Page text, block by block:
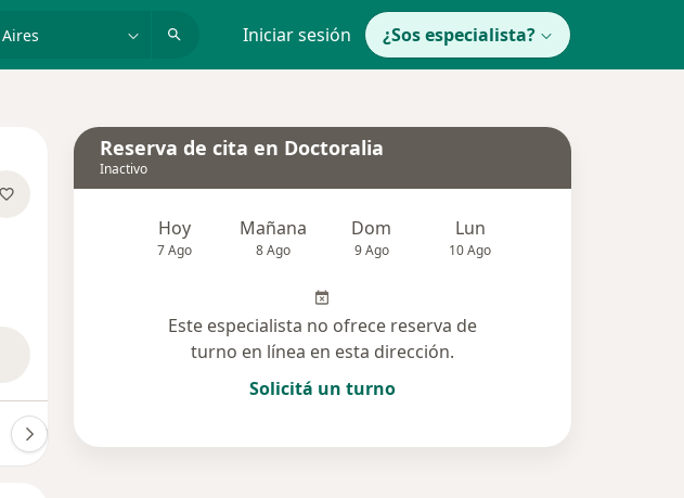
Iniciar sesión ¿Sos especialista?
Opiniones (4)
Reserva de cita en Doctoralia
Inactivo
Hoy
7 Ago
Mañana
8 Ago
Dom
9 Ago
Lun
10 Ago
Este especialista no ofrece reserva de
turno en línea en esta dirección.
Solicitá un turno